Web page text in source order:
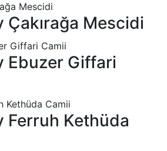
Çakırağa Mescidi
Ebuzer Giffari
Ferruh Kethüda